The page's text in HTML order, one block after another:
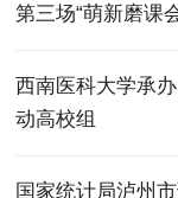
第三场“萌新磨课
西南医科大学承
动高校组
国家统计局泸州